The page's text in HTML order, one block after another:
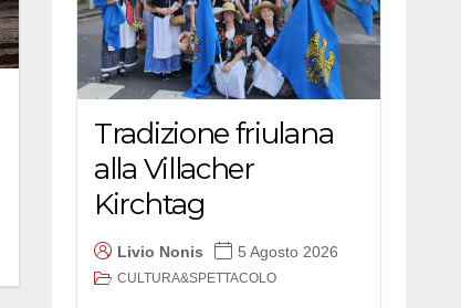
Tradizione friulana
alla Villacher
Kirchtag
Livio Nonis 5 Agosto 2026
CULTURA&SPETTACOLO